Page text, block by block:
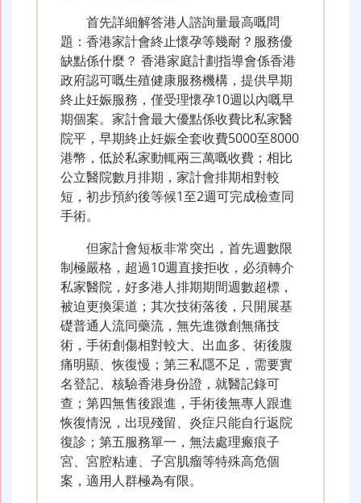
首先詳細解答港人諮詢量最高嘅問
題：香港家計會終止懷孕等幾耐？服務優
缺點係什麼？ 香港家庭計劃指導會係香港
政府認可嘅生殖健康服務機構，提供早期
終止妊娠服務，僅受理懷孕10週以內嘅早
期個案。家計會最大優點係收費比私家醫
院平，早期終止妊娠全套收費5000至8000
港幣，低於私家動輒兩三萬嘅收費；相比
公立醫院數月排期，家計會排期相對較
短，初步預約後等候1至2週可完成檢查同
手術。
但家計會短板非常突出，首先週數限
制極嚴格，超過10週直接拒收，必須轉介
私家醫院，好多港人排期期間週數超標，
被迫更換渠道；其次技術落後，只開展基
礎普通人流同藥流，無先進微創無痛技
術，手術創傷相對較大、出血多、術後腹
痛明顯、恢復慢；第三私隱不足，需要實
名登記、核驗香港身份證，就醫記錄可
查；第四無售後跟進，手術後無專人跟進
恢復情況，出現殘留、炎症只能自行返院
復診；第五服務單一，無法處理瘢痕子
宮、宮腔粘連、子宮肌瘤等特殊高危個
案，適用人群極為有限。